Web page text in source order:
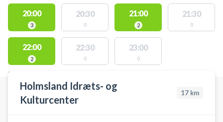
20:00
3
20:30
0
21:00
2
21:30
0
22:00
2
22:30
0
23:00
0
STEDER MED LEDIGE AKTIVITETER
Holmsland Idræts- og
Kulturcenter
17 km